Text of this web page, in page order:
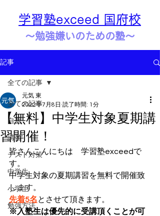
学習塾exceed 国府校
​​～勉強嫌いのための塾～
記事
全ての記事
自習
講習
テスト対策
中学生
小学生
勉強方法
全ての記事
【無料】中学生対象夏期講
習開催！
元気 東
2022年7月8日 読了時間: 1分
皆さんこんにちは　学習塾exceedで
す。
中学生対象の夏期講習を無料で開催致
します。
先着5名 とさせて頂きます。
※入塾生は優先的に受講頂くことが可